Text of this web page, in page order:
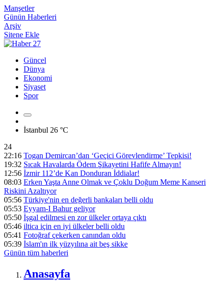
Manşetler
Günün Haberleri
Arşiv
Sitene Ekle
Güncel
Dünya
Ekonomi
Siyaset
Spor
İstanbul 26 °C
24
22:16 Togan Demircan’dan ‘Geçici Görevlendirme’ Tepkisi!
19:32 Sıcak Havalarda Ödem Şikayetini Hafife Almayın!
12:56 İzmir 112’de Kan Donduran İddialar!
08:03 Erken Yaşta Anne Olmak ve Çoklu Doğum Meme Kanseri
Riskini Azaltıyor
05:56 Türkiye'nin en değerli bankaları belli oldu
05:53 Eyyam-I Bahur geliyor
05:50 İşgal edilmesi en zor ülkeler ortaya çıktı
05:46 iltica için en iyi ülkeler belli oldu
05:41 Fotoğraf çekerken canından oldu
05:39 İslam'ın ilk yüzyılına ait beş sikke
Günün tüm haberleri
Anasayfa